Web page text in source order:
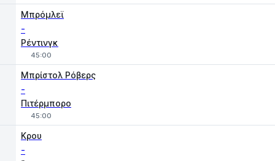
Μπρόμλεϊ
-
Ρέντινγκ
45:00
Μπρίστολ Ρόβερς
-
Πιτέρμπορο
45:00
Κρου
-